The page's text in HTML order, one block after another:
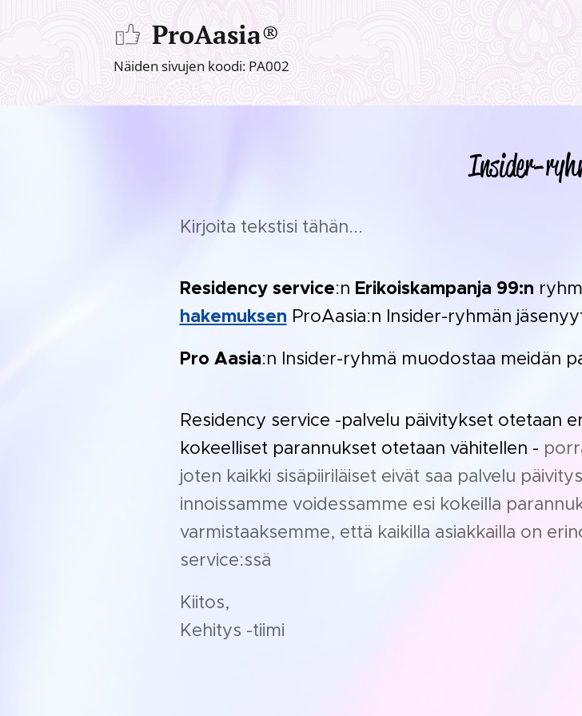
ProAasia®
Näiden sivujen koodi: PA002
Insider-
Kirjoita tekstisi tähän...
Residency service:n Erikoiskampanja 99:n
hakemuksen ProAasia:n Insider-ryhmän
Pro Aasia:n Insider-ryhmä muodostaa meidän
Residency service -palvelu päivitykset otetaan
kokeelliset parannukset otetaan vähitellen -
joten kaikki sisäpiiriläiset eivät saa palvelu
innoissamme voidessamme esi kokeilla
varmistaaksemme, että kaikilla asiakkailla on
service:ssä
Kiitos,
Kehitys -tiimi